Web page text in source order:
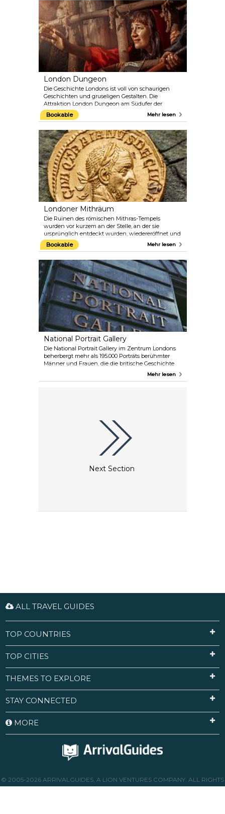
offen, denn mit etwas Glück können Sie eine
Otterfamilie entdecken. Sie können auch an einer
kostenlosen Führung teilnehmen, bevor Sie sich
im Water’s Edge Café entspannen. Für Kinder gibt
es Erlebnisbereiche drinnen und draußen.
London Dungeon
Die Geschichte Londons ist voll von schaurigen
Geschichten und gruseligen Gestalten. Die
Attraktion London Dungeon am Südufer der
Themse erzählt einige dieser blutigen Geschichten
neu. Mit Hilfe von Kostümen, 360°-Sets und einer
Dungeon Sie in 90 Minuten durch die 1000-jährige
blutige, grausame und erschreckende
Vergangenheit der Stadt. Halten Sie unterwegs
Ausschau nach Jack the Ripper und Sweeney
Todd. Dies ist keine Attraktion für Menschen mit
nervösem Gemüt.
Bookable Mehr lesen
Londoner Mithräum
Die Ruinen des römischen Mithras-Tempels
wurden vor kurzem an der Stelle, an der sie
ursprünglich entdeckt wurden, wiedereröffnet und
können im Untergeschoss des europäischen
Hauptsitzes von Bloomberg in Walbrook 12
Ausstellungen, die sowohl historische Artefakte als
auch zeitgenössische Kunstwerke umfassen.
Bookable Mehr lesen
National Portrait Gallery
Die National Portrait Gallery im Zentrum Londons
beherbergt mehr als 195.000 Porträts berühmter
Männer und Frauen, die die britische Geschichte
vom 16. Jahrhundert bis zur Gegenwart geprägt
Mehr lesen
Next Section
ALL TRAVEL GUIDES
TOP COUNTRIES
TOP CITIES
THEMES TO EXPLORE
STAY CONNECTED
MORE
© 2005-2026 ARRIVALGUIDES, A LION VENTURES COMPANY. ALL RIGHTS
RESERVED.